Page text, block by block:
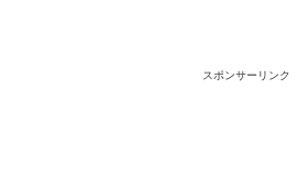
スポンサーリンク